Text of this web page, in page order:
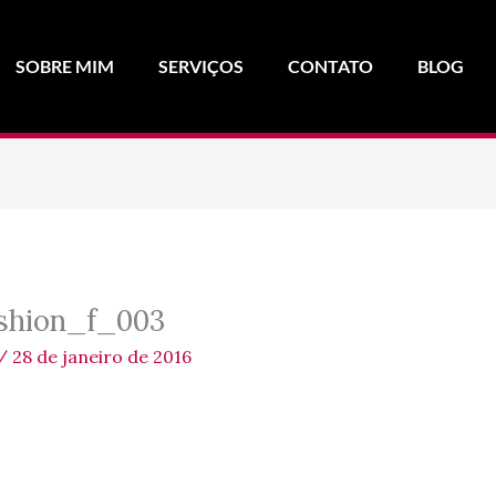
SOBRE MIM SERVIÇOS CONTATO BLOG
/ 28 de janeiro de 2016